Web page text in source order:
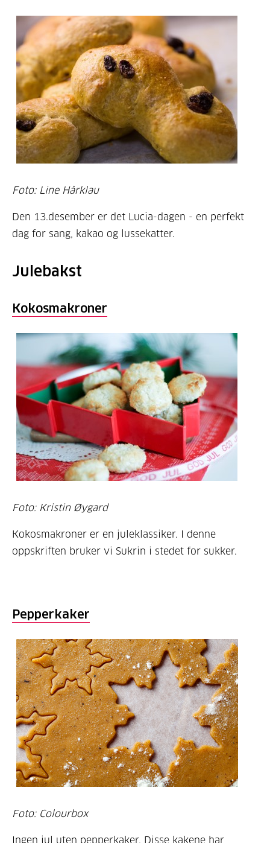
Foto: Line Hårklau
Den 13.desember er det Lucia-dagen - en perfekt
dag for sang, kakao og lussekatter.
Julebakst
Kokosmakroner
Foto: Kristin Øygard
Kokosmakroner er en juleklassiker. I denne
oppskriften bruker vi Sukrin i stedet for sukker.
Pepperkaker
Foto: Colourbox
Ingen jul uten pepperkaker. Disse kakene har